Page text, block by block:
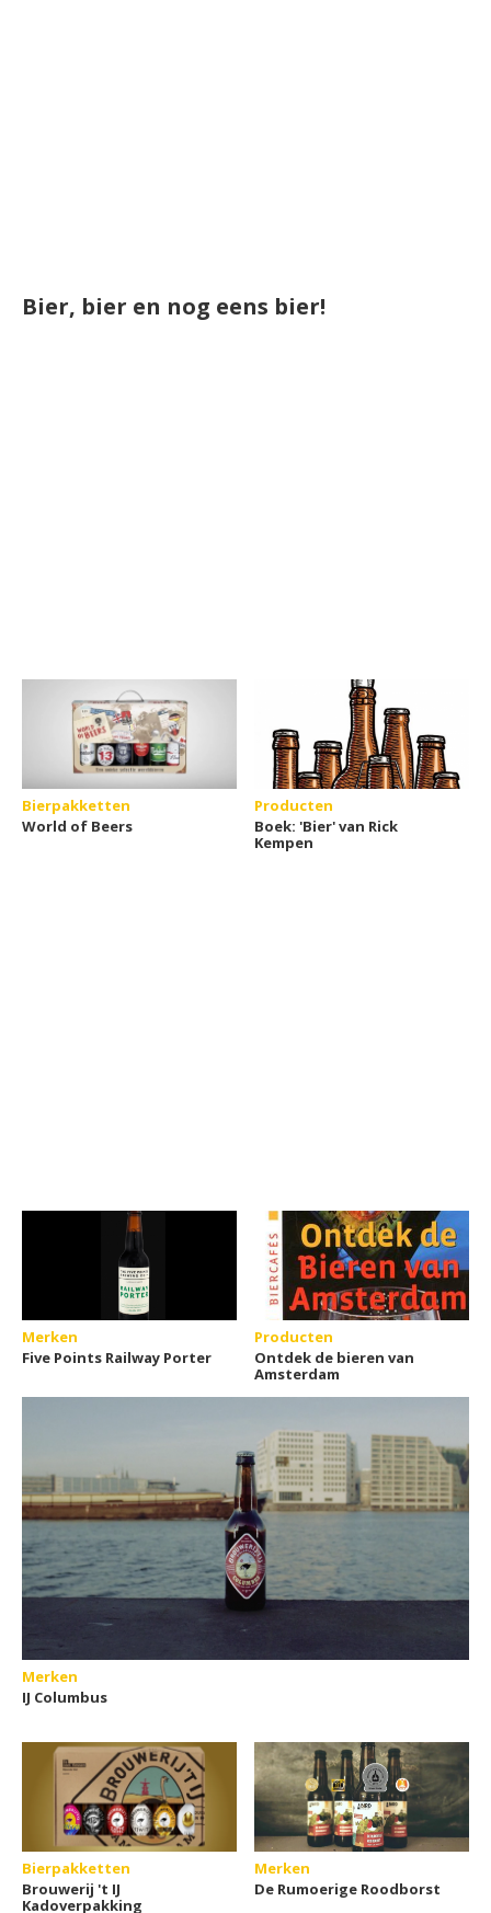
Bier, bier en nog eens bier!
Bierpakketten
World of Beers
Producten
Boek: 'Bier' van Rick
Kempen
Merken
Five Points Railway Porter
Producten
Ontdek de bieren van
Amsterdam
Merken
IJ Columbus
Bierpakketten
Brouwerij 't IJ
Kadoverpakking
Merken
De Rumoerige Roodborst